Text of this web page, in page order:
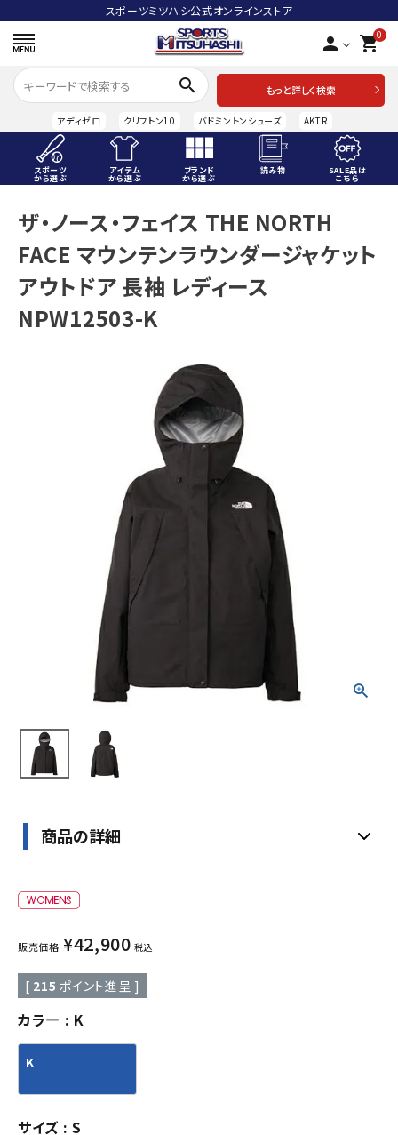
スポーツミツハシ公式オンラインストア
person 0
shopping_cart
search
もっと詳しく検索
アディゼロ クリフトン10 バドミントンシューズ AKTR
スポーツ
から選ぶ
アイテム
から選ぶ
ブランド
から選ぶ
読み物 SALE品は
こちら
ACCOUNT MENU
ようこそ ゲスト 様
meeting_room ログイン person 会員登録
スポーツから選ぶ
プライバシーポリシー
ザ・ノース・フェイス THE NORTH
FACE マウンテンラウンダージャケット
アウトドア 長袖 レディース
NPW12503-K
商品の詳細
販売価格 ¥42,900 税込
[ 215 ポイント進呈 ]
カラ― K
K
サイズ S